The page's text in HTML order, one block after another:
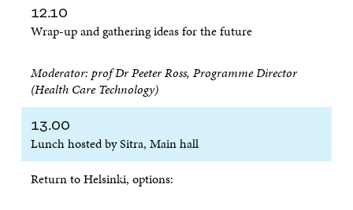
12.10
Wrap-up and gathering ideas for the future
Moderator: prof Dr Peeter Ross, Programme Director
(Health Care Technology)
13.00
Lunch hosted by Sitra, Main hall
Return to Helsinki, options: